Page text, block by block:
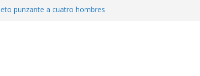
punzante a cuatro hombres